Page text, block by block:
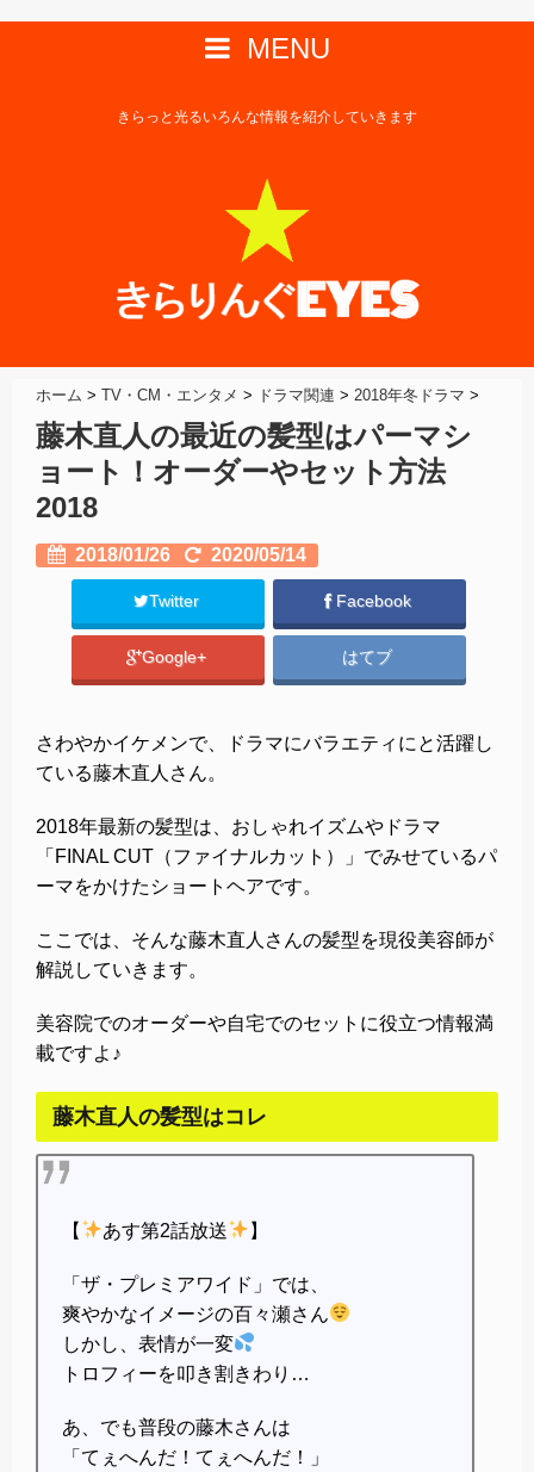
MENU
きらっと光るいろんな情報を紹介していきます
ホーム > TV・CM・エンタメ > ドラマ関連 > 2018年冬ドラマ >
藤木直人の最近の髪型はパーマシ
ョート！オーダーやセット方法
2018
2018/01/26 2020/05/14
Twitter Facebook
Google+ はてブ
さわやかイケメンで、ドラマにバラエティにと活躍し
ている藤木直人さん。
2018年最新の髪型は、おしゃれイズムやドラマ
「FINAL CUT（ファイナルカット）」でみせているパ
ーマをかけたショートヘアです。
ここでは、そんな藤木直人さんの髪型を現役美容師が
解説していきます。
美容院でのオーダーや自宅でのセットに役立つ情報満
載ですよ♪
藤木直人の髪型はコレ
【 あす第2話放送 】
「ザ・プレミアワイド」では、
爽やかなイメージの百々瀬さん
しかし、表情が一変
トロフィーを叩き割きわり…
あ、でも普段の藤木さんは
「てぇへんだ！てぇへんだ！」